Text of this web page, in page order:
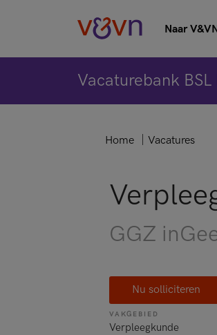
Naar
Vacaturebank
Home Vacatures
GGZ
Nu solliciteren
VAKGEBIED
Verpleegkunde